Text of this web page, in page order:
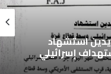
يدين استشهاد
إسرائيلي